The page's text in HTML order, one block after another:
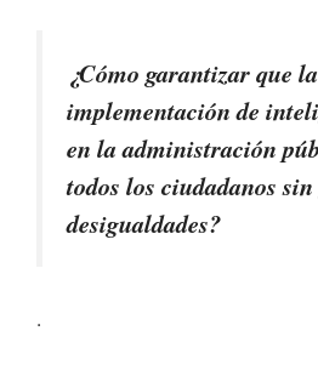
¿Cómo garantizar que la
implementación de
en la administración
todos los ciudadanos
desigualdades?
.